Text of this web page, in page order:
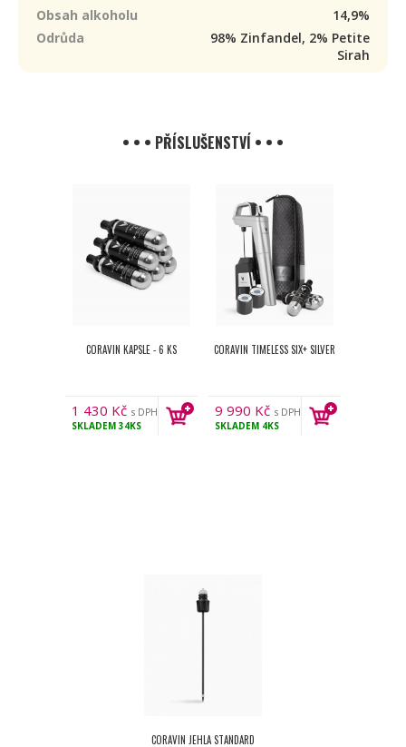
Obsah alkoholu
14,9%
Odrůda
98% Zinfandel, 2% Petite
Sirah
• • • PŘÍSLUŠENSTVÍ • • •
CORAVIN KAPSLE - 6 KS
1 430 Kč s DPH
SKLADEM34KS
CORAVIN TIMELESS SIX+ SILVER
9 990 Kč s DPH
SKLADEM 4KS
CORAVIN JEHLA STANDARD